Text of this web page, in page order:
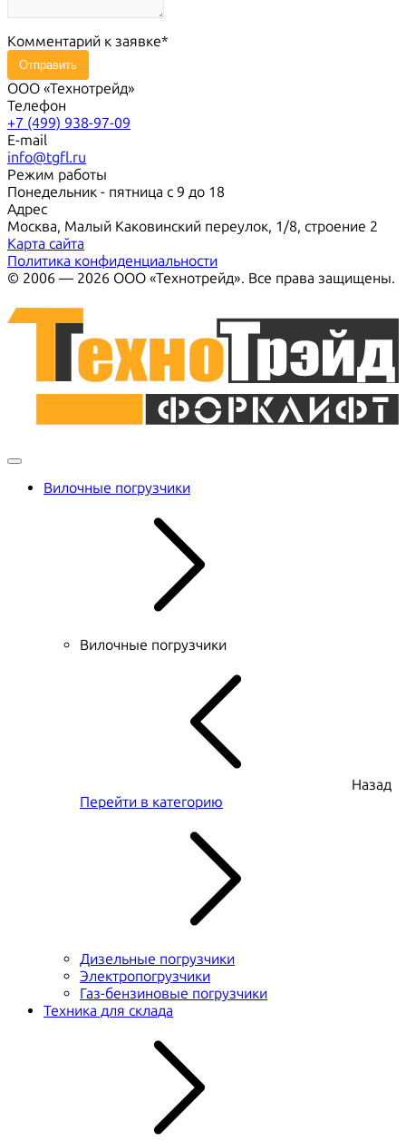
Комментарий к заявке
Отправить
ООО «Технотрейд»
Телефон
+7 (499) 938-97-09
E-mail
info@tgfl.ru
Режим работы
Понедельник - пятница с 9 до 18
Адрес
Москва, Малый Каковинский переулок, 1/8, строение 2
Карта сайта
Политика конфиденциальности
© 2006 — 2026 ООО «Технотрейд». Все права защищены.
Вилочные погрузчики
Вилочные погрузчики
Назад
Перейти в категорию
Дизельные погрузчики
Электропогрузчики
Газ-бензиновые погрузчики
Техника для склада